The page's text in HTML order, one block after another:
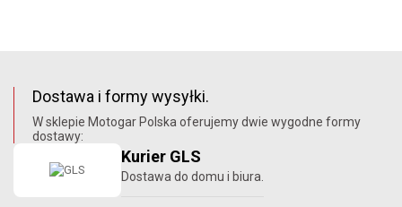
Dostawa i formy wysyłki.
W sklepie Motogar Polska oferujemy dwie wygodne formy
dostawy:
Kurier GLS
Dostawa do domu i biura.